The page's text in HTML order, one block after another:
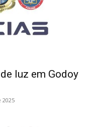
luz em Godoy